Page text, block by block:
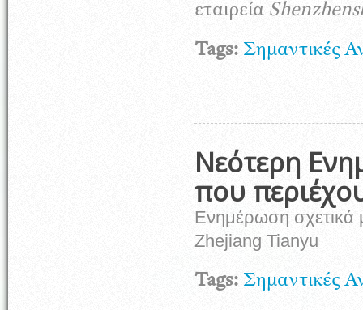
εταιρεία
Tags: Σημαντικές
Νεότερη
που
Ενημέρωση σχετικά
Zhejiang Tianyu
Tags: Σημαντικές